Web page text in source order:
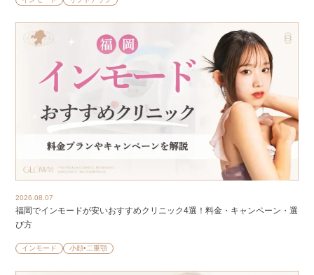
2026.08.07
福岡でインモードが安いおすすめクリニック4選！料金・キャンペーン・選
び方
インモード 小顔•二重顎